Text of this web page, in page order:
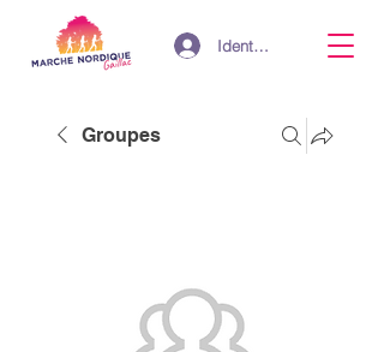
Identifiant
Groupes